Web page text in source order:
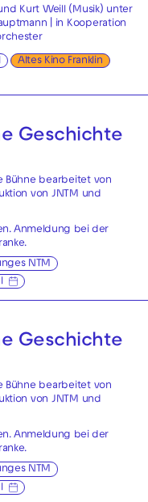
Kurt Weill (Musik) unter
| in Kooperation
Altes Kino Franklin
Geschichte
Bühne bearbeitet von
von JNTM und
Anmeldung bei der
.
NTM
Geschichte
Bühne bearbeitet von
von JNTM und
Anmeldung bei der
.
NTM